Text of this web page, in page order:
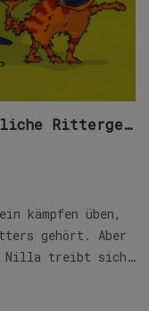
Dratzenstein – Eine schauerliche Rittergeschichte
kämpfen üben,
gehört. Aber
Nilla treibt sich…